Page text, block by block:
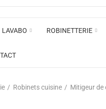
LAVABO ROBINETTERIE
Robinets cuisine Mitigeur de